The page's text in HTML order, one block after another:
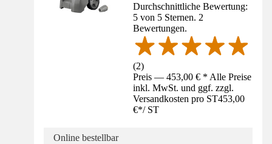
Durchschnittliche Bewertung:
5 von 5 Sternen. 2
Bewertungen.
(2)
Preis — 453,00 € * Alle Preise
inkl. MwSt. und ggf. zzgl.
Versandkosten pro ST453,00
€*/ ST
Online bestellbar